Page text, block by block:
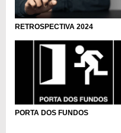
RETROSPECTIVA 2024
PORTA DOS FUNDOS